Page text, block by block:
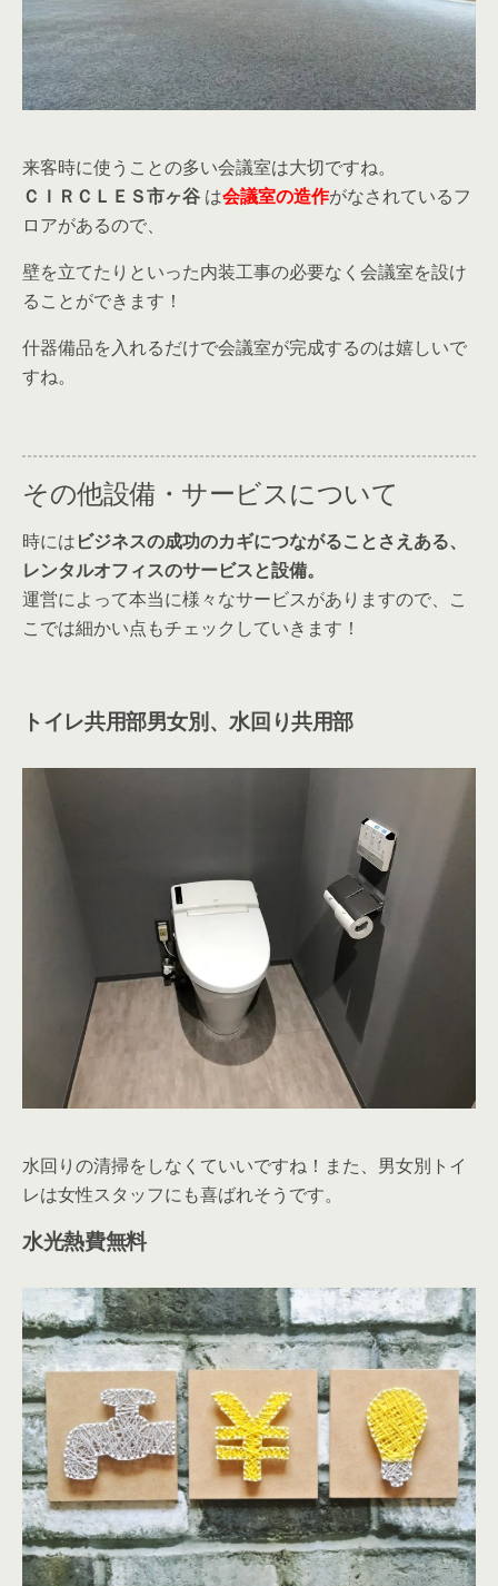
来客時に使うことの多い会議室は大切ですね。
ＣＩＲＣＬＥＳ市ヶ谷 は会議室の造作がなされているフ
ロアがあるので、
壁を立てたりといった内装工事の必要なく会議室を設け
ることができます！
什器備品を入れるだけで会議室が完成するのは嬉しいで
すね。
その他設備・サービスについて
時にはビジネスの成功のカギにつながることさえある、
レンタルオフィスのサービスと設備。
運営によって本当に様々なサービスがありますので、こ
こでは細かい点もチェックしていきます！
トイレ共用部男女別、水回り共用部
水回りの清掃をしなくていいですね！また、男女別トイ
レは女性スタッフにも喜ばれそうです。
水光熱費無料